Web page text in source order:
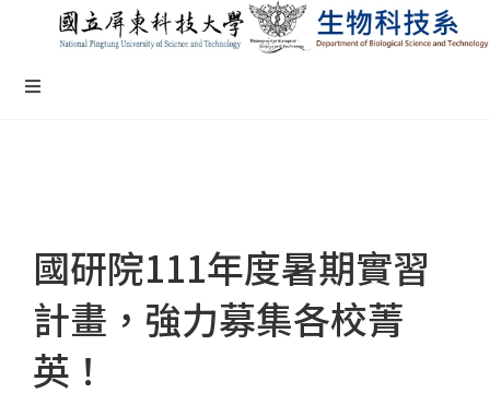
國研院111年度暑期實習
計畫，強力募集各校菁
英！